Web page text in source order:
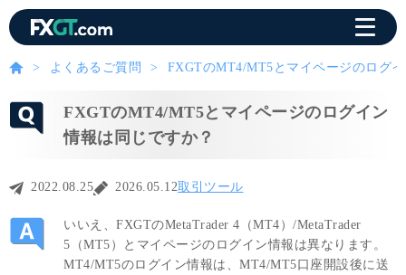
よくあるご質問 FXGTのMT4/MT5とマイページのログ
FXGTのMT4/MT5とマイページのログイン
情報は同じですか？
2022.08.25 2026.05.12取引ツール
いいえ、FXGTのMetaTrader 4（MT4）/MetaTrader
5（MT5）とマイページのログイン情報は異なります。
MT4/MT5のログイン情報は、MT4/MT5口座開設後に送